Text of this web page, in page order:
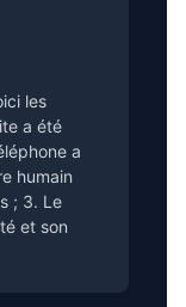
les
a été
a
humain
; 3. Le
et son